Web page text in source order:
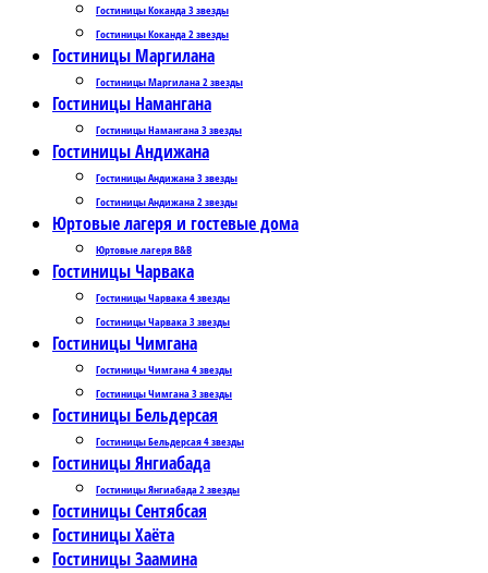
Гостиницы Коканда 3 звезды
Гостиницы Коканда 2 звезды
Гостиницы Маргилана
Гостиницы Маргилана 2 звезды
Гостиницы Намангана
Гостиницы Намангана 3 звезды
Гостиницы Андижана
Гостиницы Андижана 3 звезды
Гостиницы Андижана 2 звезды
Юртовые лагеря и гостевые дома
Юртовые лагеря B&B
Гостиницы Чарвака
Гостиницы Чарвака 4 звезды
Гостиницы Чарвака 3 звезды
Гостиницы Чимгана
Гостиницы Чимгана 4 звезды
Гостиницы Чимгана 3 звезды
Гостиницы Бельдерсая
Гостиницы Бельдерсая 4 звезды
Гостиницы Янгиабада
Гостиницы Янгиабада 2 звезды
Гостиницы Сентябсая
Гостиницы Хаёта
Гостиницы Заамина